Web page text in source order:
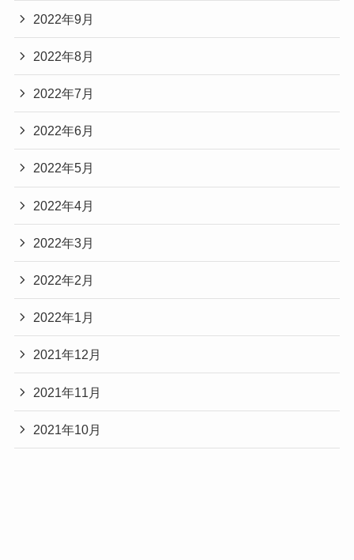
2022年9月
2022年8月
2022年7月
2022年6月
2022年5月
2022年4月
2022年3月
2022年2月
2022年1月
2021年12月
2021年11月
2021年10月